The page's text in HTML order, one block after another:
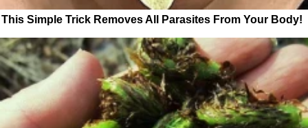
This Simple Trick Removes All Parasites From Your Body!